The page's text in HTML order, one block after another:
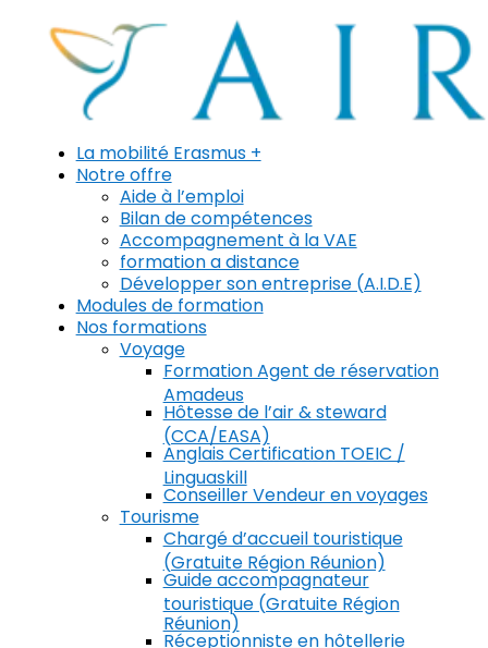
La mobilité Erasmus +
Notre offre
Aide à l’emploi
Bilan de compétences
Accompagnement à la VAE
formation a distance
Développer son entreprise (A.I.D.E)
Modules de formation
Nos formations
Voyage
Formation Agent de réservation
Amadeus
Hôtesse de l’air & steward
(CCA/EASA)
Anglais Certification TOEIC /
Linguaskill
Conseiller Vendeur en voyages
Tourisme
Chargé d’accueil touristique
(Gratuite Région Réunion)
Guide accompagnateur
touristique (Gratuite Région
Réunion)
Réceptionniste en hôtellerie